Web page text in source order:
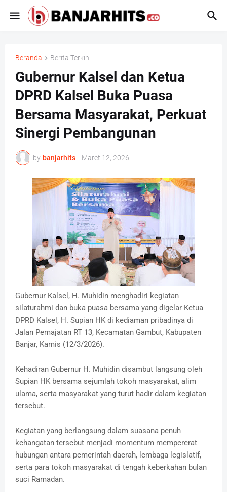
Beranda Berita Terkini
Gubernur Kalsel dan Ketua
DPRD Kalsel Buka Puasa
Bersama Masyarakat, Perkuat
Sinergi Pembangunan
by banjarhits - Maret 12, 2026
Gubernur Kalsel, H. Muhidin menghadiri kegiatan
silaturahmi dan buka puasa bersama yang digelar Ketua
DPRD Kalsel, H. Supian HK di kediaman pribadinya di
Jalan Pemajatan RT 13, Kecamatan Gambut, Kabupaten
Banjar, Kamis (12/3/2026).
Kehadiran Gubernur H. Muhidin disambut langsung oleh
Supian HK bersama sejumlah tokoh masyarakat, alim
ulama, serta masyarakat yang turut hadir dalam kegiatan
tersebut.
Kegiatan yang berlangsung dalam suasana penuh
kehangatan tersebut menjadi momentum mempererat
hubungan antara pemerintah daerah, lembaga legislatif,
serta para tokoh masyarakat di tengah keberkahan bulan
suci Ramadan.